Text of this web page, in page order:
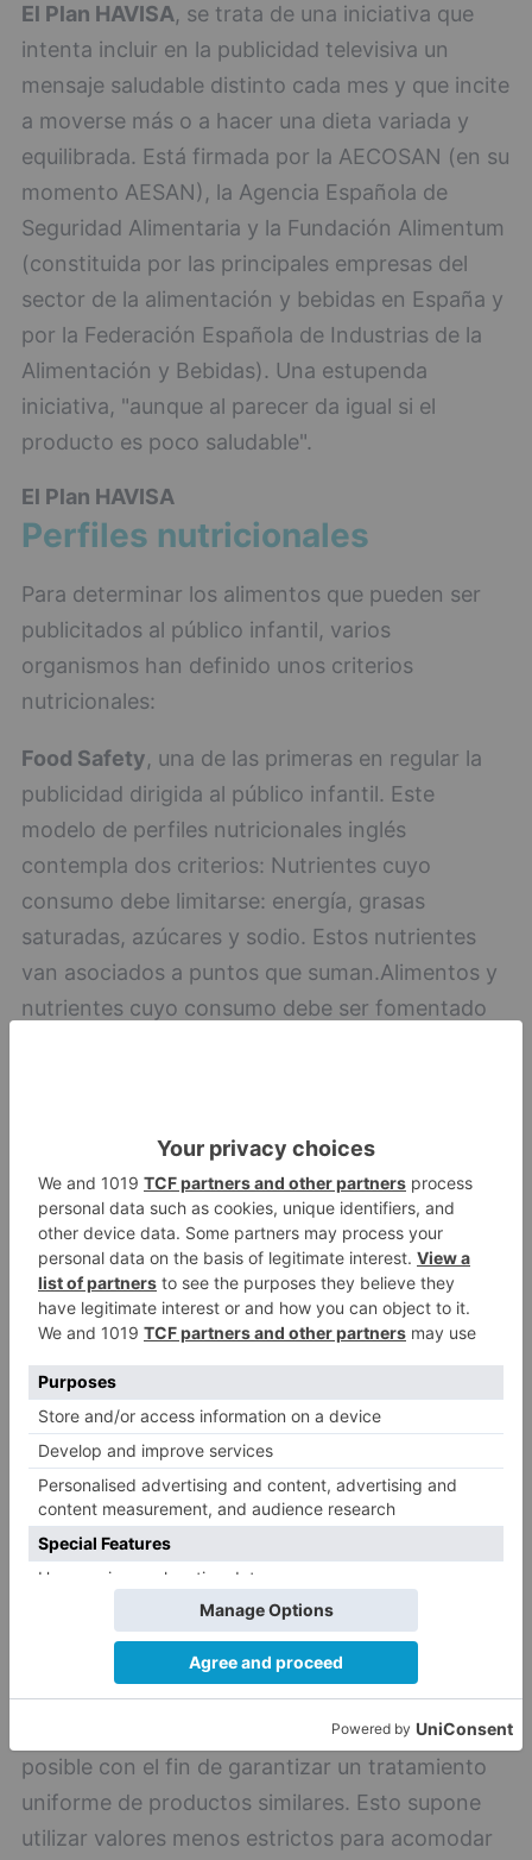
El Plan HAVISA, se trata de una iniciativa que
intenta incluir en la publicidad televisiva un
mensaje saludable distinto cada mes y que incite
a moverse más o a hacer una dieta variada y
equilibrada. Está firmada por la AECOSAN (en su
momento AESAN), la Agencia Española de
Seguridad Alimentaria y la Fundación Alimentum
(constituida por las principales empresas del
sector de la alimentación y bebidas en España y
por la Federación Española de Industrias de la
Alimentación y Bebidas). Una estupenda
iniciativa, "aunque al parecer da igual si el
producto es poco saludable".
El Plan HAVISA
Perfiles nutricionales
Para determinar los alimentos que pueden ser
publicitados al público infantil, varios
organismos han definido unos criterios
nutricionales:
Food Safety, una de las primeras en regular la
publicidad dirigida al público infantil. Este
modelo de perfiles nutricionales inglés
contempla dos criterios: Nutrientes cuyo
consumo debe limitarse: energía, grasas
saturadas, azúcares y sodio. Estos nutrientes
van asociados a puntos que suman.Alimentos y
nutrientes cuyo consumo debe ser fomentado
OMS Europa, en el 2015, la OMS publicó un
modelo de perfiles nutricionales para limitar la
publicidad dirigida al público infantil. Según
fuera el perfil del producto podría ser o no
publicitado a los niños. Ha habido muchas
discrepancias entre OMS Europa y la industria
alimentaria, sobre todo en lo relativo a los
niveles en azúcar.
OMS Europa
EU Pledge, este compromiso se refiere a la
publicidad en televisión donde al menos el 35%
de la audiencia sean niños menores de 12 años.
Por otro lado, se han adherido 21 empresas que
representan el 80% del gasto publicitario en la
UE. El número de categorías está limitado lo más
posible con el fin de garantizar un tratamiento
uniforme de productos similares. Esto supone
utilizar valores menos estrictos para acomodar